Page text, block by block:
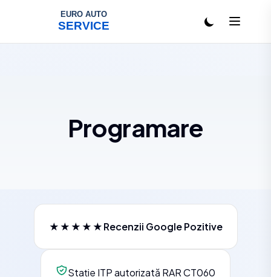
Programare
★★★★★Recenzii Google Pozitive
Stație ITP autorizată RAR CT060